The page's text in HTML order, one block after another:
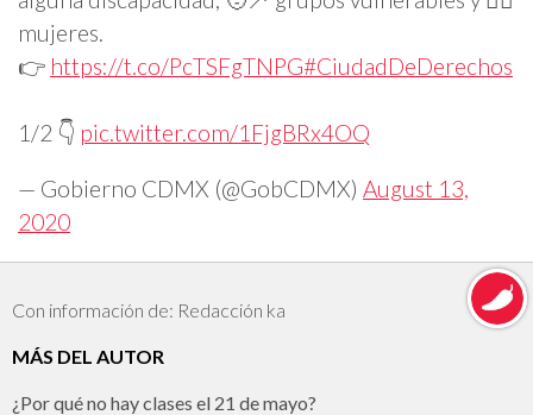
mujeres.
👉 https://t.co/PcTSFgTNPG#CiudadDeDerechos
1/2 👇 pic.twitter.com/1FjgBRx4OQ
— Gobierno CDMX (@GobCDMX) August 13,
2020
Con información de: Redacción ka
MÁS DEL AUTOR
¿Por qué no hay clases el 21 de mayo?